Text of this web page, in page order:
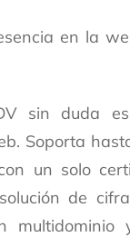
en la
DV sin duda
Soporta
un solo
de
multidominio